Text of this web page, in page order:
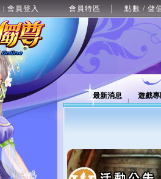
| 會員登入 會員特區 點數 / 儲
最新消息 遊戲